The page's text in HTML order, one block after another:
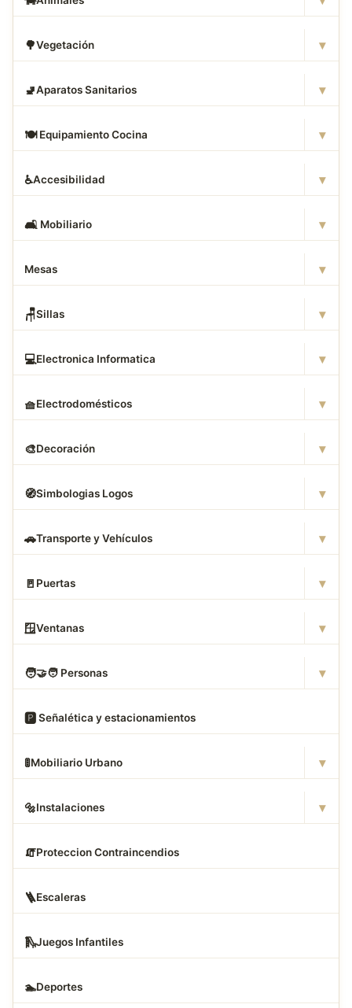
🌳Vegetación ▾
🚽Aparatos Sanitarios ▾
🍽️ Equipamiento Cocina ▾
♿Accesibilidad ▾
🛋 ️ Mobiliario ▾
Mesas ▾
🪑Sillas ▾
💻Electronica Informatica ▾
🧺Electrodomésticos ▾
🎨Decoración ▾
🧭Simbologias Logos ▾
🚗Transporte y Vehículos ▾
🚪 Puertas ▾
🪟Ventanas ▾
🧑‍🤝‍🧑 Personas ▾
🅿️ Señalética y estacionamientos
🚦Mobiliario Urbano ▾
🔩Instalaciones ▾
🧯Proteccion Contraincendios
🪜Escaleras
🛝Juegos Infantiles
🏊Deportes